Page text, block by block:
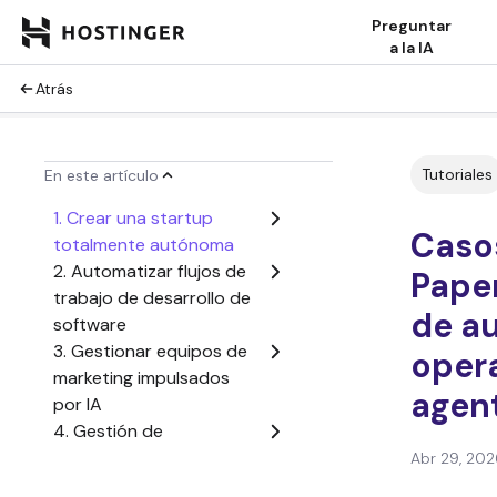
Preguntar
a la IA
Atrás
En este artículo
1. Crear una startup
totalmente autónoma
2. Automatizar flujos de
trabajo de desarrollo de
software
3. Gestionar equipos de
marketing impulsados
por IA
4. Gestión de
Tutoriales
de
Abr 29,